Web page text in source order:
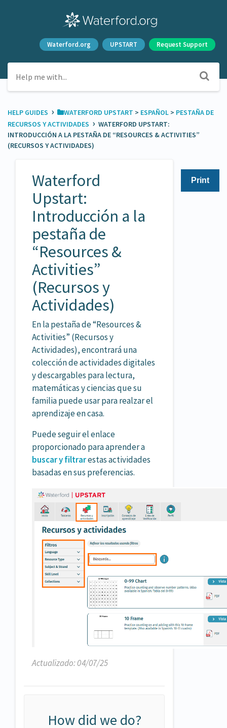
Waterford.org UPSTART Request Support
HELP GUIDES › ​WATERFORD UPSTART ​ > ​ ​ESPAÑOL ​ > ​ ​PESTAÑA DE
RECURSOS Y ACTIVIDADES › WATERFORD UPSTART:
INTRODUCCIÓN A LA PESTAÑA DE “RESOURCES & ACTIVITIES”
(RECURSOS Y ACTIVIDADES)
Print
Waterford
Upstart:
Introducción a la
pestaña de
“Resources &
Activities”
(Recursos y
Actividades)
En la pestaña de “Resources &
Activities” (Recursos y
Actividades), encontrará una
colección de actividades digitales
y descargables para lectura,
matemáticas y ciencias que su
familia puede usar para realzar el
aprendizaje en casa.
Puede seguir el enlace
proporcionado para aprender a
buscar y filtrarestas actividades
basadas en sus preferencias.
Actualizado: 04/07/25
How did we do?